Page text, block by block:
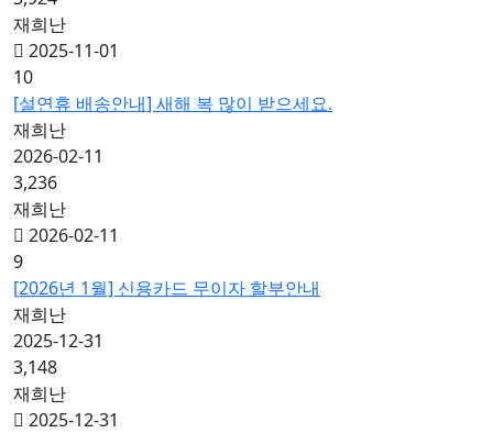
재희난
2025-11-01
10
[설연휴 배송안내] 새해 복 많이 받으세요.
재희난
2026-02-11
3,236
재희난
2026-02-11
9
[2026년 1월] 신용카드 무이자 할부안내
재희난
2025-12-31
3,148
재희난
2025-12-31